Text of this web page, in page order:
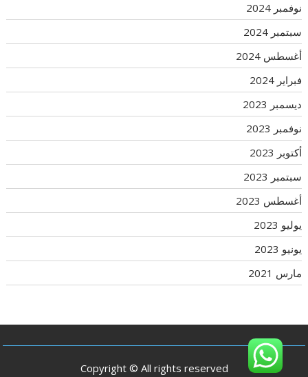
نوفمبر 2024
سبتمبر 2024
أغسطس 2024
فبراير 2024
ديسمبر 2023
نوفمبر 2023
أكتوبر 2023
سبتمبر 2023
أغسطس 2023
يوليو 2023
يونيو 2023
مارس 2021
Copyright © All rights reserved